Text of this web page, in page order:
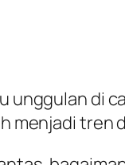
unggulan di
menjadi tren